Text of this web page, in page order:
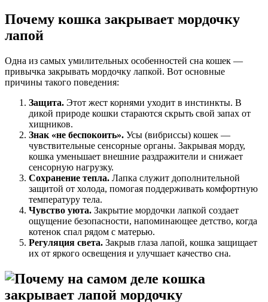
Почему кошка закрывает мордочку
лапой
Одна из самых умилительных особенностей сна кошек —
привычка закрывать мордочку лапкой. Вот основные
причины такого поведения:
Защита. Этот жест корнями уходит в инстинкты. В
дикой природе кошки стараются скрыть свой запах от
хищников.
Знак «не беспокоить». Усы (вибриссы) кошек —
чувствительные сенсорные органы. Закрывая морду,
кошка уменьшает внешние раздражители и снижает
сенсорную нагрузку.
Сохранение тепла. Лапка служит дополнительной
защитой от холода, помогая поддерживать комфортную
температуру тела.
Чувство уюта. Закрытие мордочки лапкой создает
ощущение безопасности, напоминающее детство, когда
котенок спал рядом с матерью.
Регуляция света. Закрыв глаза лапой, кошка защищает
их от яркого освещения и улучшает качество сна.